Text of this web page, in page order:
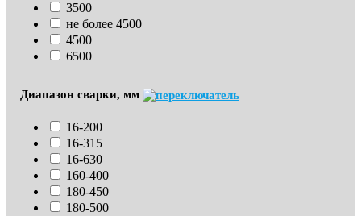
3500
не более 4500
4500
6500
Диапазон сварки, мм
16-200
16-315
16-630
160-400
180-450
180-500